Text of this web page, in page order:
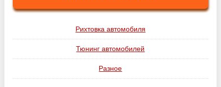
Рихтовка автомобиля
Тюнинг автомобилей
Разное